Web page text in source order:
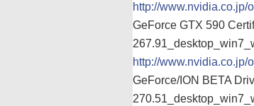
http://www.nvidia.co.jp/
GeForce GTX 590
http://www.nvidia.co.jp/
GeForce/ION BETA